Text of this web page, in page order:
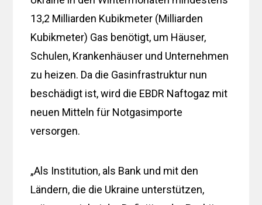
13,2 Milliarden Kubikmeter (Milliarden
Kubikmeter) Gas benötigt, um Häuser,
Schulen, Krankenhäuser und Unternehmen
zu heizen. Da die Gasinfrastruktur nun
beschädigt ist, wird die EBDR Naftogaz mit
neuen Mitteln für Notgasimporte
versorgen.
„Als Institution, als Bank und mit den
Ländern, die die Ukraine unterstützen,